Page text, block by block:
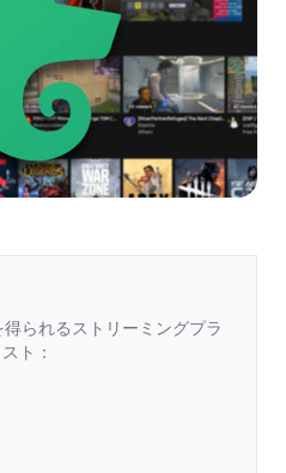
られるストリーミングプラ
ト：